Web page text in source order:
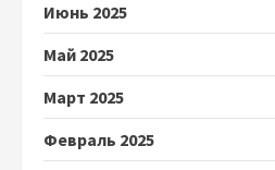
Июнь 2025
Май 2025
Март 2025
Февраль 2025